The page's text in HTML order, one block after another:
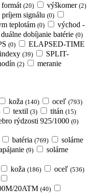
(20) výškomer (2)
signálu (0)
teplotám (0)
východ -
duálne dobíjanie batérie (0)
(0) ELAPSED-TIME
(39)
SPLIT-
(2)
meranie
koža (140) oceľ (793)
textil (3) titán (15)
rýdzosti 925/1000 (0)
batéria (769)
solárne
(9)
solárne
koža (186) oceľ (536)
20ATM (40)